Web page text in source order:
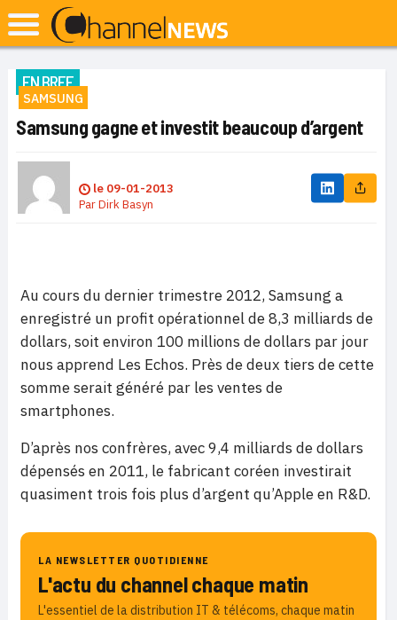
EN BREF
SAMSUNG
Samsung gagne et investit beaucoup d’argent
le 09-01-2013
ParDirk Basyn
Au cours du dernier trimestre 2012, Samsung a
enregistré un profit opérationnel de 8,3 milliards de
dollars, soit environ 100 millions de dollars par jour
nous apprend Les Echos. Près de deux tiers de cette
somme serait généré par les ventes de
smartphones.
D’après nos confrères, avec 9,4 milliards de dollars
dépensés en 2011, le fabricant coréen investirait
quasiment trois fois plus d’argent qu’Apple en R&D.
LA NEWSLETTER QUOTIDIENNE
L'actu du channel chaque matin
L'essentiel de la distribution IT & télécoms, chaque matin